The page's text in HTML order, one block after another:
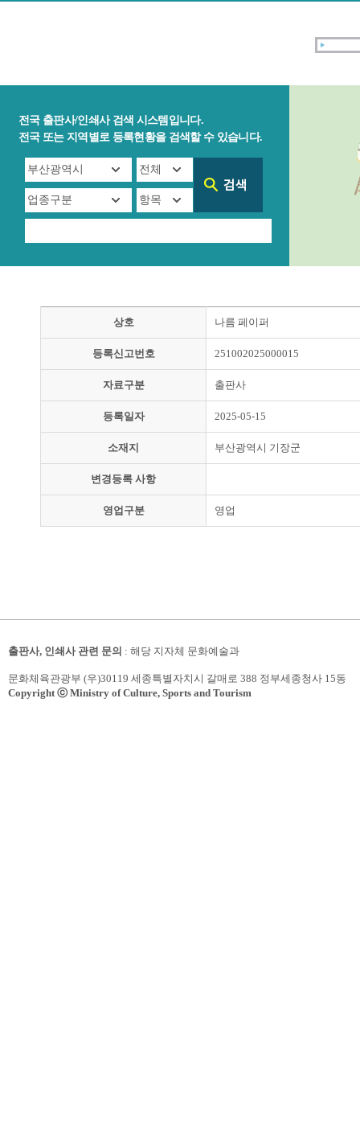
전국 출판사/인쇄사 검색 시스템입니다.
전국 또는 지역별로 등록현황을 검색할 수 있습니다.
상호 나름 페이퍼
등록신고번호 251002025000015
자료구분 출판사
등록일자 2025-05-15
소재지 부산광역시 기장군
변경등록 사항
영업구분 영업
출판사, 인쇄사 관련 문의 : 해당 지자체 문화예술과
문화체육관광부 (우)30119 세종특별자치시 갈매로 388 정부세종청사 15동
Copyright ⓒ Ministry of Culture, Sports and Tourism